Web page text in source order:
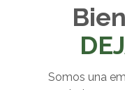
Somos una